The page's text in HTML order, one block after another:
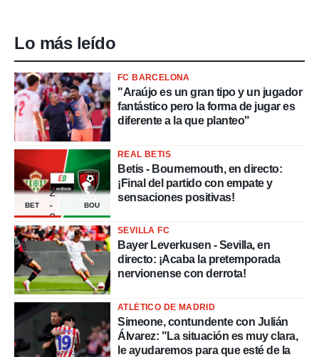
Lo más leído
FC BARCELONA
"Araújo es un gran tipo y un jugador
fantástico pero la forma de jugar es
diferente a la que planteo"
BET
2
-
2
BOU
REAL BETIS
Betis - Bournemouth, en directo:
¡Final del partido con empate y
sensaciones positivas!
SEVILLA FC
Bayer Leverkusen - Sevilla, en
directo: ¡Acaba la pretemporada
nervionense con derrota!
ATLÉTICO DE MADRID
Simeone, contundente con Julián
Álvarez: "La situación es muy clara,
le ayudaremos para que esté de la